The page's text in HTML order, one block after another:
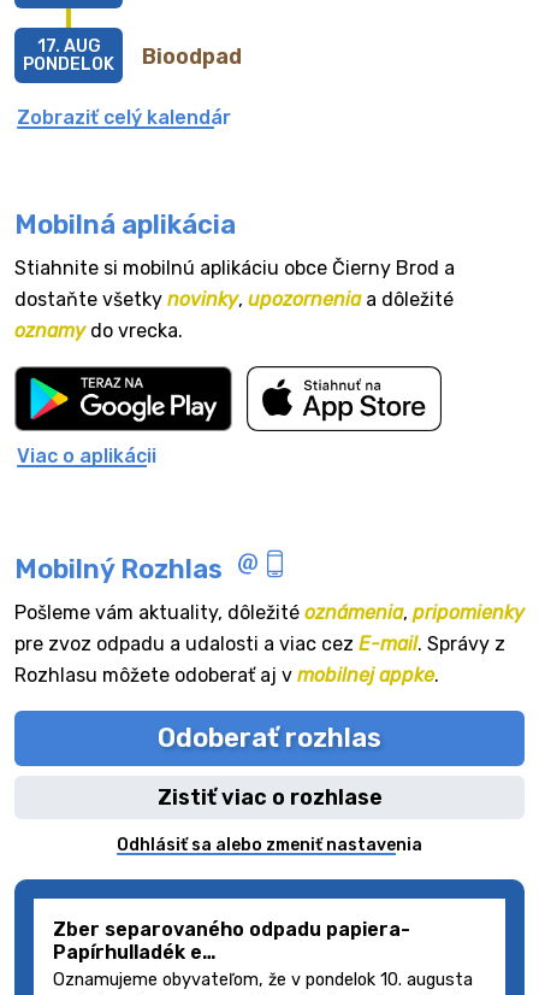
Bioodpad
17. AUG
PONDELOK
Zobraziť celý kalendár
Mobilná aplikácia
Stiahnite si mobilnú aplikáciu obce Čierny Brod a
dostaňte všetky novinky, upozorneniaa dôležité
oznamydo vrecka.
Viac o aplikácii
Mobilný Rozhlas
Pošleme vám aktuality, dôležité oznámenia, pripomienky
pre zvoz odpadu a udalosti a viac cez E-mail. Správy z
Rozhlasu môžete odoberať aj v mobilnej appke.
Odoberať rozhlas
Zistiť viac o rozhlase
Odhlásiť sa alebo zmeniť nastavenia
Zber separovaného odpadu papiera-
Papírhulladék e…
Oznamujeme obyvateľom, že v pondelok 10. augusta